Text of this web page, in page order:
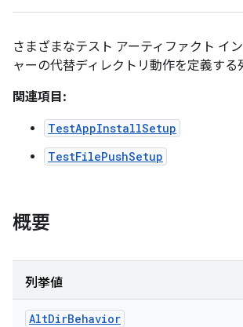
さまざまなテスト アーティファクト イ
ャーの代替ディレクトリ動作を定義する
関連項目:
TestAppInstallSetup
TestFilePushSetup
概要
列挙値
AltDirBehavior